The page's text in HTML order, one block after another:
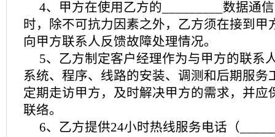
4、甲方在使用乙方的_________数据通
时，除不可抗力因素之外，乙方须在接到甲
向甲方联系人反馈故障处理情况。
5、乙方制定客户经理作为与甲方的联系
系统、程序、线路的安装、调测和后期服务
定期走访甲方，及时解决甲方的需求，并应
联络。
6、乙方提供24小时热线服务电话（